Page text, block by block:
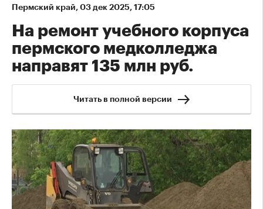
Пермский край, 03 дек 2025, 17:05
На ремонт учебного корпуса
пермского медколледжа
направят 135 млн руб.
Читать в полной версии